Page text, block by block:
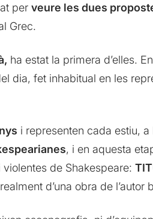
per veure les dues
Grec.
ha estat la primera d’elles.
dia, fet inhabitual en les
i representen cada estiu,
, i en aquesta
de Shakespeare:
d’una obra de l’autor